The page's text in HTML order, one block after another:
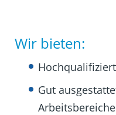
Wir bieten:
Gut
Arbeitsbereiche